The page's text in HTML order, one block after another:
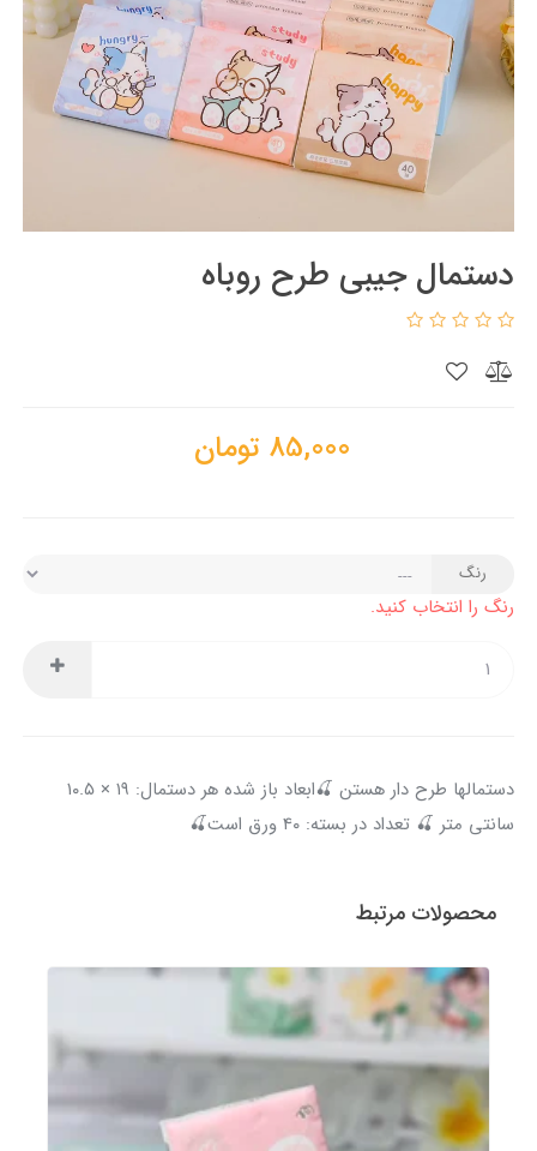
دستمال جیبی طرح روباه
85,000 تومان
رنگ
رنگ را انتخاب کنید.
دستمالها طرح دار هستن 🍒ابعاد باز شده هر دستمال: ۱۹ × ۱۰.۵
سانتی متر 🍒 تعداد در بسته: ۴۰ ورق است🍒
محصولات مرتبط